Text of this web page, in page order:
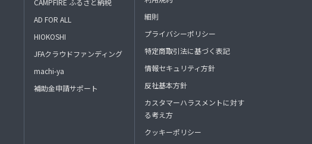
CAMPFIRE ふるさと納税
AD FOR ALL
HIOKOSHI
JFAクラウドファンディング
machi-ya
補助金申請サポート
細則
プライバシーポリシー
特定商取引法に基づく表記
情報セキュリティ方針
反社基本方針
カスタマーハラスメントに対す
る考え方
クッキーポリシー